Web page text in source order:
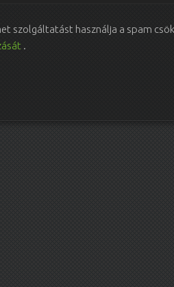
szolgáltatást használja a spam
.